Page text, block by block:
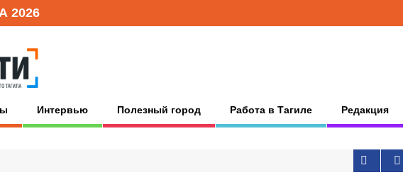
2026
Интервью Полезный город Работа в Тагиле Редакция